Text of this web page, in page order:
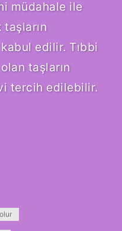
müdahale ile
taşların
edilir. Tıbbi
taşların
tercih edilebilir.